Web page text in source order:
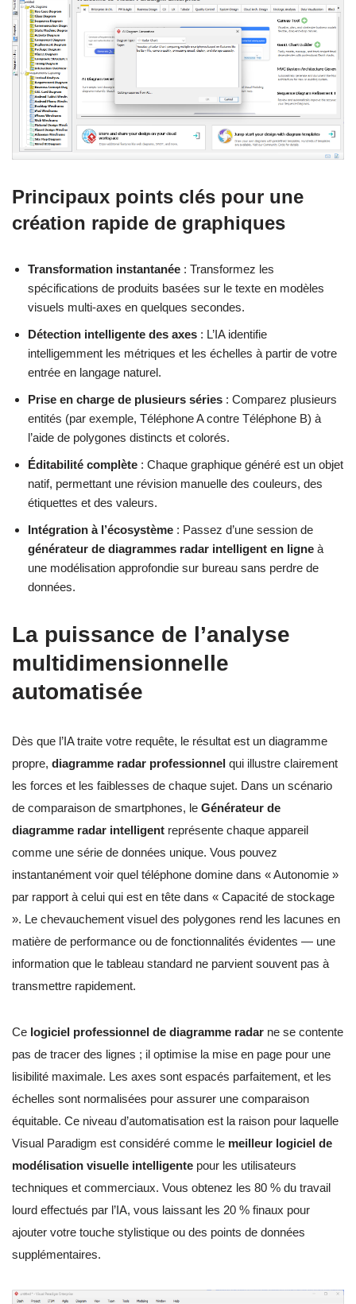
Principaux points clés pour une
création rapide de graphiques
Transformation instantanée : Transformez les
spécifications de produits basées sur le texte en modèles
visuels multi-axes en quelques secondes.
Détection intelligente des axes : L’IA identifie
intelligemment les métriques et les échelles à partir de votre
entrée en langage naturel.
Prise en charge de plusieurs séries : Comparez plusieurs
entités (par exemple, Téléphone A contre Téléphone B) à
l’aide de polygones distincts et colorés.
Éditabilité complète : Chaque graphique généré est un objet
natif, permettant une révision manuelle des couleurs, des
étiquettes et des valeurs.
Intégration à l’écosystème : Passez d’une session de
générateur de diagrammes radar intelligent en ligne à
une modélisation approfondie sur bureau sans perdre de
données.
La puissance de l’analyse
multidimensionnelle
automatisée
Dès que l’IA traite votre requête, le résultat est un diagramme
propre, diagramme radar professionnel qui illustre clairement
les forces et les faiblesses de chaque sujet. Dans un scénario
de comparaison de smartphones, le Générateur de
diagramme radar intelligent représente chaque appareil
comme une série de données unique. Vous pouvez
instantanément voir quel téléphone domine dans « Autonomie »
par rapport à celui qui est en tête dans « Capacité de stockage
». Le chevauchement visuel des polygones rend les lacunes en
matière de performance ou de fonctionnalités évidentes — une
information que le tableau standard ne parvient souvent pas à
transmettre rapidement.
Ce logiciel professionnel de diagramme radar ne se contente
pas de tracer des lignes ; il optimise la mise en page pour une
lisibilité maximale. Les axes sont espacés parfaitement, et les
échelles sont normalisées pour assurer une comparaison
équitable. Ce niveau d’automatisation est la raison pour laquelle
Visual Paradigm est considéré comme le meilleur logiciel de
modélisation visuelle intelligente pour les utilisateurs
techniques et commerciaux. Vous obtenez les 80 % du travail
lourd effectués par l’IA, vous laissant les 20 % finaux pour
ajouter votre touche stylistique ou des points de données
supplémentaires.